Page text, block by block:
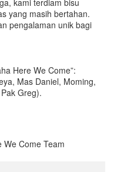
yang masih bertahan.
pengalaman unik bagi
Here We Come”:
Mas Daniel, Moming,
Greg).
We Come Team